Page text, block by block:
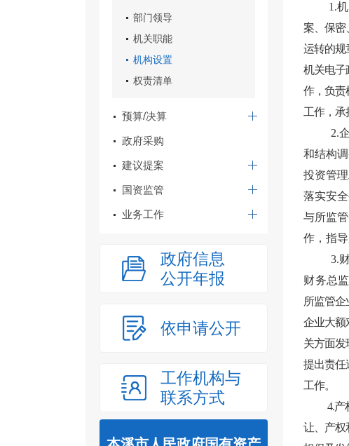
部门领导
机关职能
机构设置
权责清单
预算/决算
政府采购
建议提案
国资监管
业务工作
政府信息
公开年报
依申请公开
工作机构与
联系方式
1.
案、保密
运转的规
机关电子
作，负责
工作，承
2.
和结构
投资管
落实安
与所监
作，指
3.
财务总
所监管
企业大额
关方面发
提出责任
工作。
4.产
让、产权